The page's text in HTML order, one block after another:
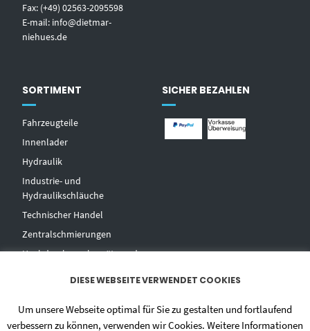
Fax: (+49) 02563-2095598
E-mail: info@dietmar-
niehues.de
SORTIMENT
Fahrzeugteile
Innenlader
Hydraulik
Industrie- und
Hydraulikschläuche
Technischer Handel
Zentralschmierungen
Hochdruckwaschgeräte und
SICHER BEZAHLEN
DIESE WEBSEITE VERWENDET COOKIES
Um unsere Webseite optimal für Sie zu gestalten und fortlaufend
verbessern zu können, verwenden wir Cookies. Weitere Informationen